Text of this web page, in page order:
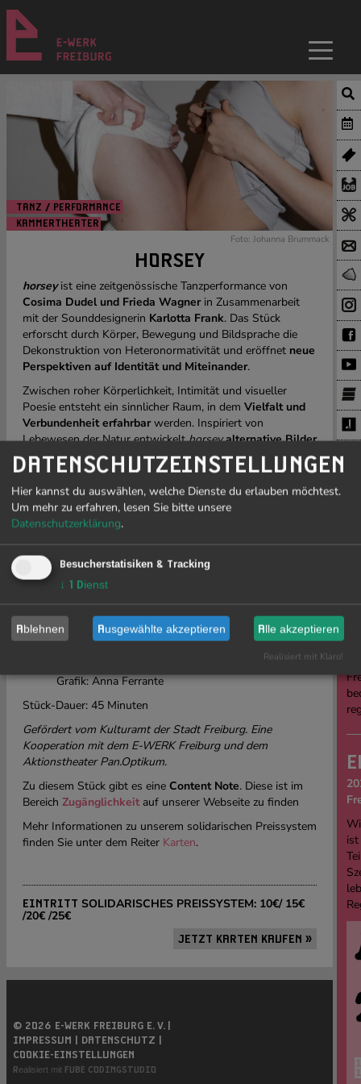
TANZ / PERFORMANCE
KAMMERTHEATER
Foto: Johanna Brummack
HORSEY
horseyist eine zeitgenössische Tanzperformance von
Cosima Dudel und Frieda Wagnerin Zusammenarbeit
mit der Sounddesignerin Karlotta Frank. Das Stück
erforscht durch Körper, Bewegung und Bildsprache die
Dekonstruktion von Heteronormativität und eröffnet neue
Perspektiven auf Identität und Miteinander.
Zwischen roher Körperlichkeit, Intimität und visueller
Poesie entsteht ein sinnlicher Raum, in dem Vielfalt und
Verbundenheit erfahrbarwerden. Inspiriert von
Lebewesen der Natur entwickelthorsey alternative Bilder
von Beziehung,die sich jenseits festgeschriebener
Normen bewegen.
Gesellschaftliche binäre Zuschreibungen werden
hinterfragtund ein respektvollerUmgang mit Mensch
und Umweltgeübt, um ein Fundament für
Gleichberechtigungzu ebnen.
Choreografie /Tanz: Frieda Wagner, Cosima
Dudel
Sounddesign: Karlotta Frank
Dramaturgie: Natalie Broschat
Licht: Fabian Argano
Grafik: Anna Ferrante
Stück-Dauer: 45 Minuten
Gefördert vom Kulturamt der Stadt Freiburg. Eine
Kooperation mit dem E-WERK Freiburg und dem
Aktionstheater Pan.Optikum.
Zu diesem Stück gibt es eine Content Note. Diese ist im
Bereich Zugänglichkeitauf unserer Webseite zu finden
Mehr Informationen zu unserem solidarischen Preissystem
finden Sie unter dem Reiter Karten.
EINTRITT SOLIDARISCHES PREISSYSTEM: 10€/ 15€
/20€ /25€
JETZT KARTEN KAUFEN »
© 2026 E-WERK FREIBURG E. V. |
IMPRESSUM |
DATENSCHUTZ |
COOKIE-EINSTELLUNGEN
Realisiert mit FUBE CODINGSTUDIO
DATENSCHUTZEINSTELLUNGEN
Hier kannst du auswählen, welche Dienste du erlauben möchtest.
Um mehr zu erfahren, lesen Sie bitte unsere
Datenschutzerklärung.
Besucherstatisiken & Tracking
↓ 1 Dienst
Ablehnen Ausgewählte akzeptieren Alle akzeptieren
Realisiert mit Klaro!